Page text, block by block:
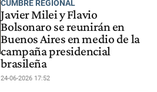
CUMBRE REGIONAL
Javier Milei y Flavio
Bolsonaro se reunirán en
Buenos Aires en medio de la
campaña presidencial
brasileña
24-06-2026 17:52